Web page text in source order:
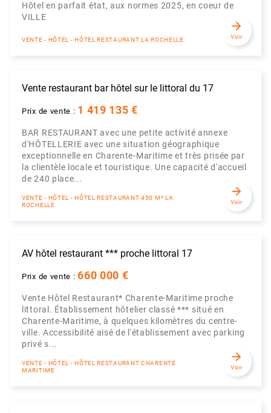
Hôtel en parfait état, aux normes 2025, en coeur de
VILLE
VENTE - HÔTEL - HÔTEL RESTAURANT LA ROCHELLE
arrow_forward
Voir
Vente restaurant bar hôtel sur le littoral du 17
Prix de vente : 1 419 135 €
BAR RESTAURANT avec une petite activité annexe
d'HÔTELLERIE avec une situation géographique
exceptionnelle en Charente-Maritime et très prisée par
la clientèle locale et touristique. Une capacité d'accueil
de 240 place...
VENTE - HÔTEL - HÔTEL RESTAURANT 450 M² LA
ROCHELLE
arrow_forward
Voir
AV hôtel restaurant *** proche littoral 17
Prix de vente :660 000 €
Vente Hôtel Restaurant* Charente-Maritime proche
littoral. Établissement hôtelier classé *** situé en
Charente-Maritime, à quelques kilomètres du centre-
ville. Accessibilité aisé de l'établissement avec parking
privé s...
VENTE - HÔTEL - HÔTEL RESTAURANT CHARENTE
MARITIME
arrow_forward
Voir